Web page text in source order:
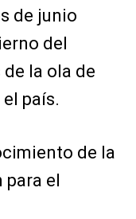
de junio
del
la ola de
país.
de la
para el